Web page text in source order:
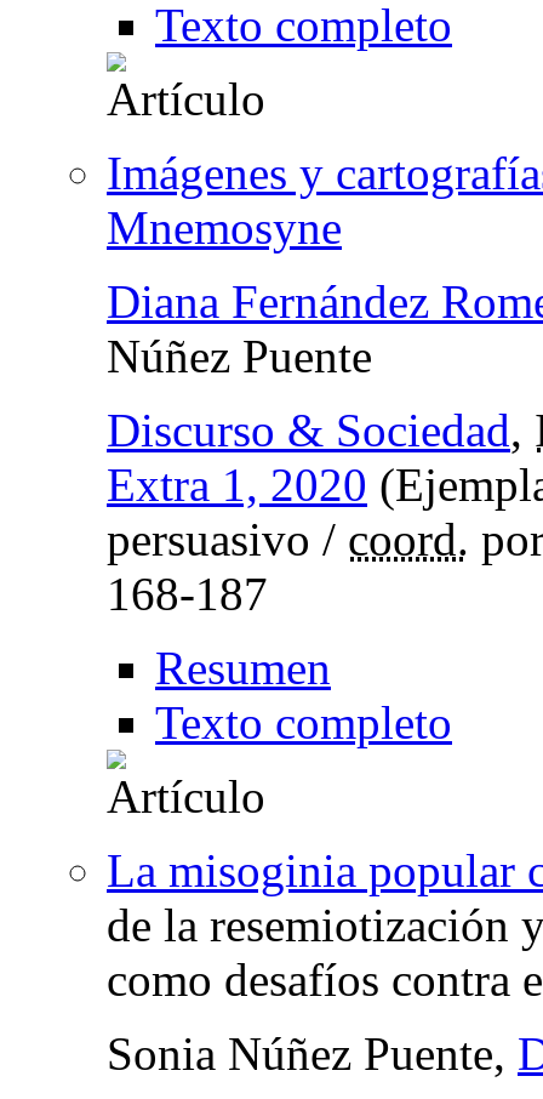
Texto completo
Imágenes y
Mnemosyne
Diana Fernández
Núñez Puente
Discurso & Sociedad,
Extra 1, 2020
persuasivo / coord.
168-187
Resumen
Texto completo
La misoginia popular
de la resemiotización
como desafíos contra
Sonia Núñez Puente,